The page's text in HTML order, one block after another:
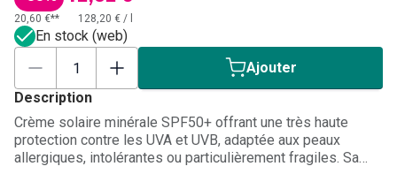
20,60 €** 128,20 € /
En stock (web)
Ajouter
Description
Crème solaire minérale SPF50+ offrant une très haute
protection contre les UVA et UVB, adaptée aux peaux
allergiques, intolérantes ou particulièrement fragiles. Sa